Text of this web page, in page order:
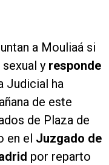
a Mouliaá si
y responde
Judicial ha
de este
de Plaza de
en el Juzgado de
por reparto